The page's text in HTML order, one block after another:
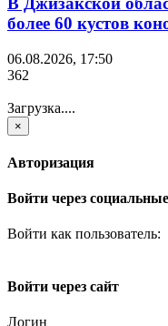
более 60 кустов
06.08.2026, 17:50
362
Загрузка....
×
Авторизация
Войти через
Войти как пользователь:
Войти через сайт
Логин